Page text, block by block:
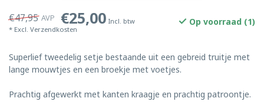
€47,95 AVP €25,00 Incl. btw
* Excl. Verzendkosten
Op voorraad (1)
Superlief tweedelig setje bestaande uit een gebreid truitje met
lange mouwtjes en een broekje met voetjes.
Prachtig afgewerkt met kanten kraagje en prachtig patroontje.